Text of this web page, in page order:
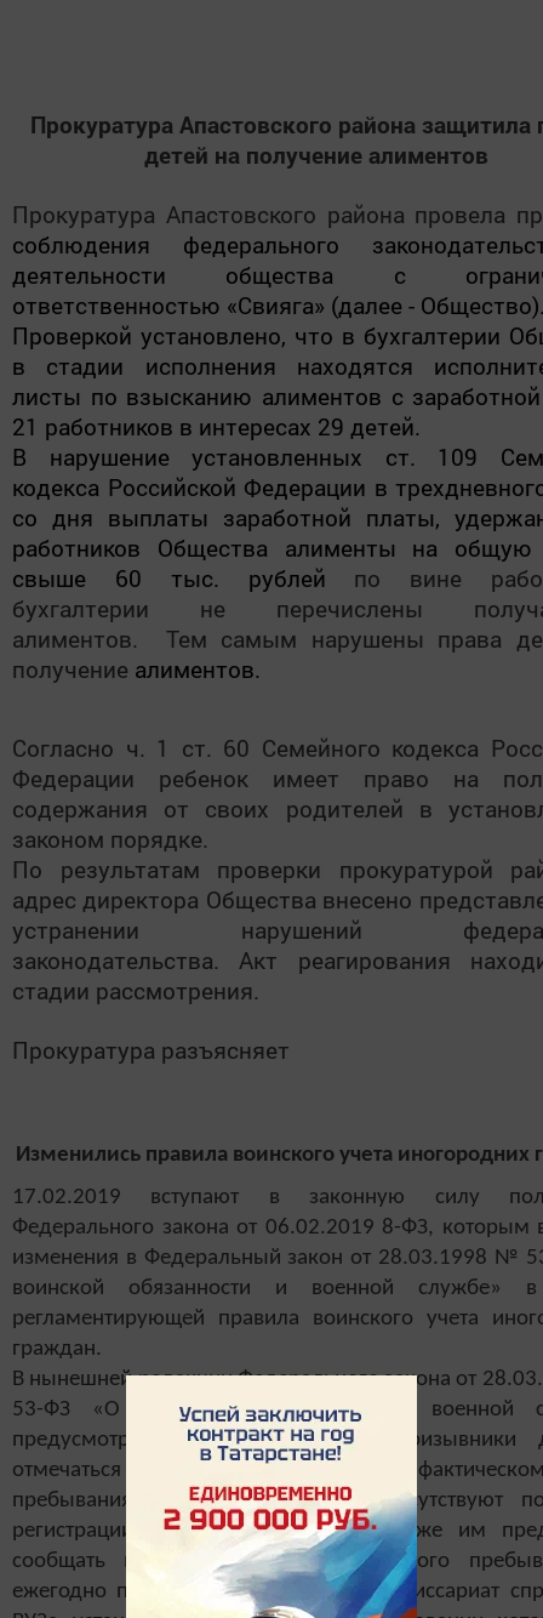
Прокуратура Апастовского района защитила
детей на получение алиментов
Прокуратура Апастовского района провела
соблюдения федерального
деятельности общества с
ответственностью «Свияга» (далее -
Проверкой установлено, что в бухгалтерии
в стадии исполнения находятся
листы по взысканию алиментов с
21 работников в интересах 29 детей.
В нарушение установленных ст. 109
кодекса Российской Федерации в
со дня выплаты заработной платы,
работников Общества алименты на
свыше 60 тыс. рублей по вине
бухгалтерии не перечислены
алиментов. Тем самым нарушены права
получение алиментов.
Согласно ч. 1 ст. 60 Семейного кодекса
Федерации ребенок имеет право на
содержания от своих родителей в
законом порядке.
По результатам проверки прокуратурой
адрес директора Общества внесено
устранении нарушений
законодательства. Акт реагирования
стадии рассмотрения.
Прокуратура разъясняет
Изменились правила воинского учета иногородних
17.02.2019 вступают в законную силу
Федерального закона от 06.02.2019 8-ФЗ, которым
изменения в Федеральный закон от 28.03.1998 №
воинской обязанности и военной службе» в
регламентирующей правила воинского учета
граждан.
В нынешней редакции Федерального закона от
53-ФЗ «О воинской обязанности и военной
предусмотрено, что иногородние призывники
отмечаться в военном комиссариате по
пребывания в случае, если они отсутствуют
регистрации более трех месяцев. Также им
сообщать в военкомат о месте нового
ежегодно представлять в военный комиссариат